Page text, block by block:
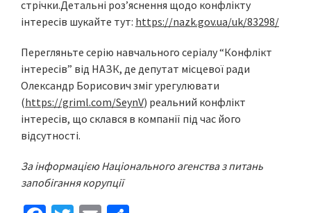
стрічки.Детальні роз’яснення щодо конфлікту
інтересів шукайте тут: https://nazk.gov.ua/uk/83298/
Перегляньте серію навчального серіалу “Конфлікт
інтересів” від НАЗК, де депутат місцевої ради
Олександр Борисович зміг урегулювати
(https://griml.com/SeynV) реальний конфлікт
інтересів, що склався в компанії під час його
відсутності.
За інформацією Національного агенства з питань
запобігання корупції